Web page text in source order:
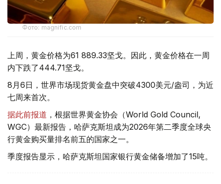
Фото: magnific.com
上周，黄金价格为61 889.33坚戈。因此，黄金价格在一周
内下跌了444.71坚戈。
8月6日，世界市场现货黄金盘中突破4300美元/盎司，为近
七周来首次。
据此前报道 ，根据世界黄金协会（World Gold Council,
WGC）最新报告，哈萨克斯坦成为2026年第二季度全球央
行黄金购买量排名前五的国家之一。
季度报告显示，哈萨克斯坦国家银行黄金储备增加了15吨。